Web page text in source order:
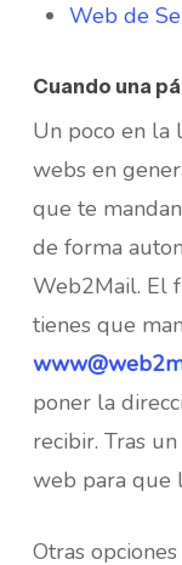
Web de
Cuando una
Un poco en la
webs en
que te
de forma
Web2Mail. El
tienes que
poner la
recibir. Tras
web para que
Otras